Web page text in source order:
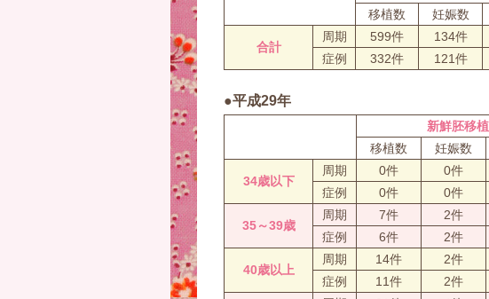
移植数
妊娠数
合計
周期 599件 134件
症例
332件 121件
●平成29年
新鮮胚移植
移植数
妊娠数
34歳以下
周期 0件 0件
症例
0件 0件
35～39歳
周期 7件 2件
症例
6件 2件
40歳以上
周期 14件 2件
症例
11件 2件